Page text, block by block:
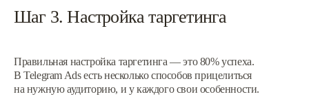
Шаг 3. Настройка таргетинга
Правильная настройка таргетинга — это 80% успеха.
В Telegram Ads есть несколько способов прицелиться
на нужную аудиторию, и у каждого свои особенности.